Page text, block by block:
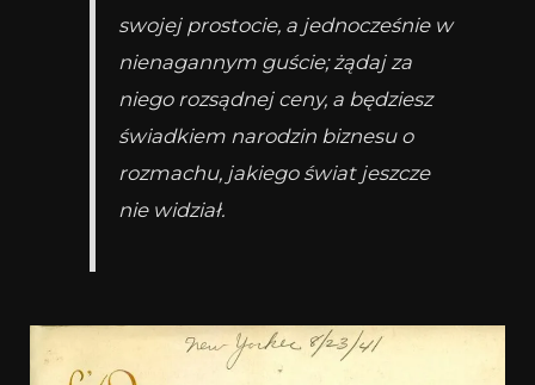
swojej prostocie, a jednocześnie w
nienagannym guście; żądaj za
niego rozsądnej ceny, a będziesz
świadkiem narodzin biznesu o
rozmachu, jakiego świat jeszcze
nie widział.